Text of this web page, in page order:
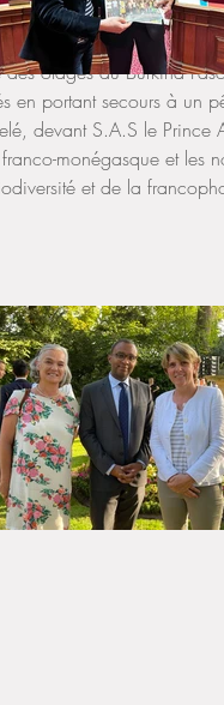
salué la mémoire et
otages au Burkina
en portant secours à un
devant S.A.S le
monégasque et les
et de la